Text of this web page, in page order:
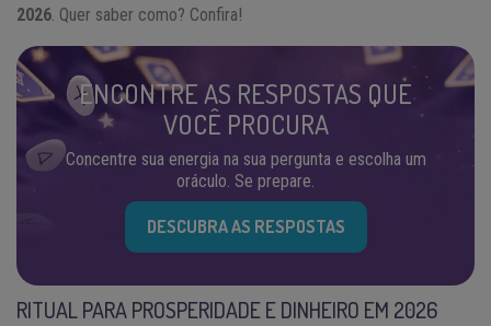
2026 . Quer saber como? Confira!
ENCONTRE AS RESPOSTAS QUE
VOCÊ PROCURA
Concentre sua energia na sua pergunta e escolha um
oráculo. Se prepare.
DESCUBRA AS RESPOSTAS
RITUAL PARA PROSPERIDADE E DINHEIRO EM 2026